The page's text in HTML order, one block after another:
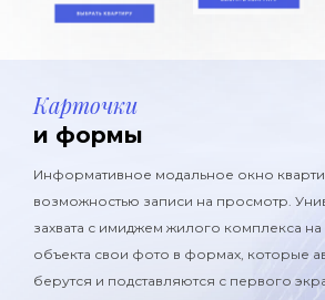
Карточки
и формы
Информативное модальное окно
возможностью записи на просмотр.
захвата с имиджем жилого комплекса
объекта свои фото в формах, которые
берутся и подставляются с первого